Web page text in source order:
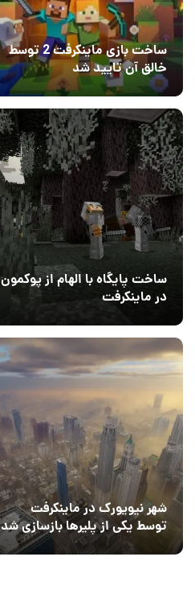
ساخت بازی ماینکرفت 2 توسط
خالق آن تایید شد
۱
04 آبان 1403
ساخت پایگاه با الهام از پوکمون
در ماینکرفت
شهر نیویورک در ماینکرفت
توسط یکی از پلیرها بازسازی شد